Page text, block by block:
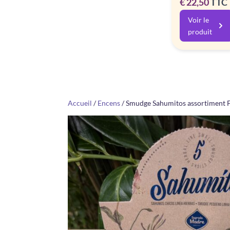
de
prix :
Voir le
produit
Accueil /Encens/ Smudge Sahumitos assortiment